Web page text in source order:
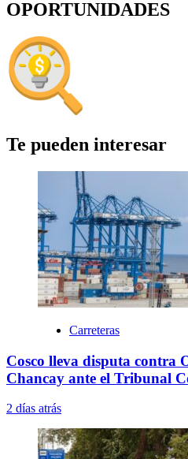
OPORTUNIDADES
Te pueden interesar
Carreteras
Cosco lleva disputa contra
Chancay ante el Tribunal
2 días atrás